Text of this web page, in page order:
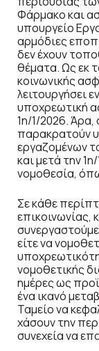
Φάρμακο και
υπουργείο
αρμόδιες
δεν έχουν
θέματα. Ως εκ
κοινωνικής
λειτουργήσει
υποχρεωτική
1η/1/2026. Άρα,
παρακρατούν
εργαζομένων
και μετά την
νομοθεσία,
Σε κάθε
επικοινωνίας,
είτε να
νομοθετικής
ημέρες ως
ένα ικανό
Ταμείο να
χάσουν την
συνεχεία να